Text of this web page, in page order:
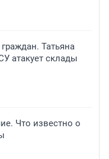
Татьяна
атакует склады
Что известно о